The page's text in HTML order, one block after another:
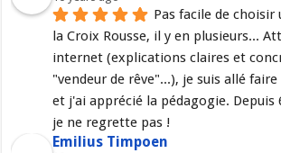
Pas facile de choisir
la Croix Rousse, il y en plusieurs...
internet (explications claires et
"vendeur de rêve"...), je suis allé
et j'ai apprécié la pédagogie.
je ne regrette pas !
Emilius Timpoen